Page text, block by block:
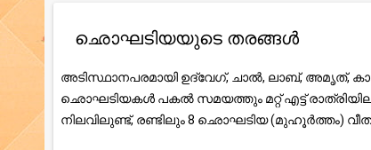
ഛൊഘടിയയുടെ തരങ്ങൾ
അടിസ്ഥാനപരമായി ഉദ്വേഗ്, ചാൽ, ലാബ്, അമൃത്,
ഛൊഘടിയകൾ പകൽ സമയത്തും മറ്റ് എട്ട്
നിലവിലുണ്ട്, രണ്ടിലും 8 ഛൊഘടിയ (മുഹൂർത്തം)